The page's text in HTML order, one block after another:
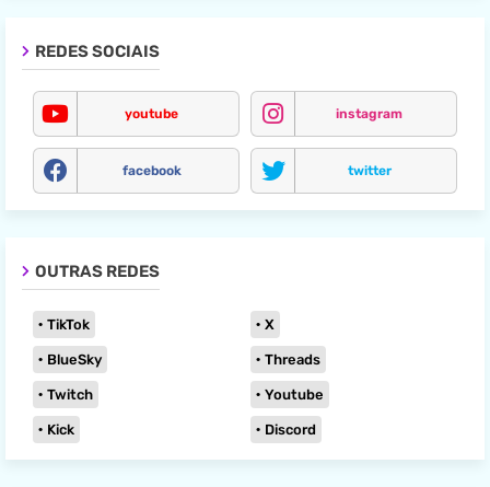
REDES SOCIAIS
youtube instagram
facebook twitter
OUTRAS REDES
TikTok X
BlueSky Threads
Twitch Youtube
Kick Discord